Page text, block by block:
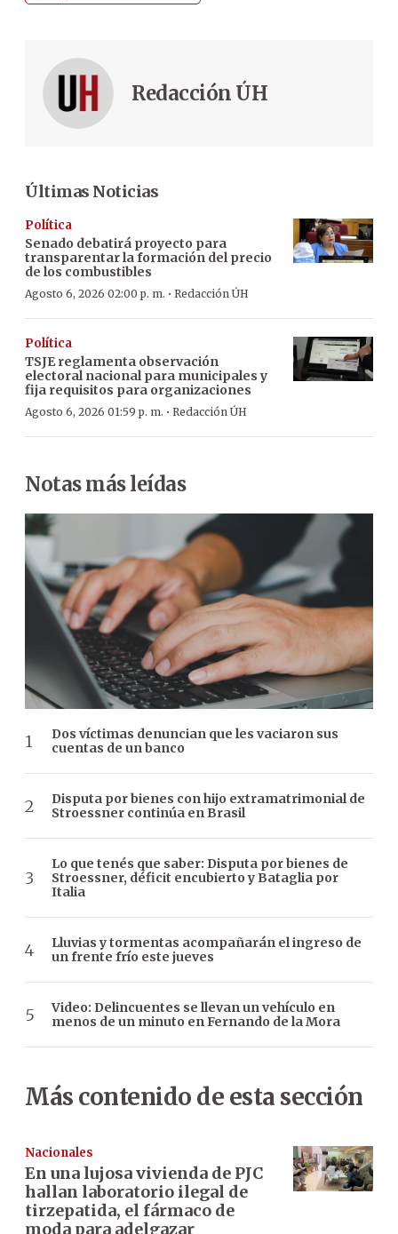
Redacción ÚH
Últimas Noticias
Política
Senado debatirá proyecto para
transparentar la formación del precio
de los combustibles
Agosto 6, 2026 02:00 p. m. · Redacción ÚH
Política
TSJE reglamenta observación
electoral nacional para municipales y
fija requisitos para organizaciones
Agosto 6, 2026 01:59 p. m. · Redacción ÚH
Notas más leídas
Dos víctimas denuncian que les vaciaron sus
cuentas de un banco
Disputa por bienes con hijo extramatrimonial de
Stroessner continúa en Brasil
Lo que tenés que saber: Disputa por bienes de
Stroessner, déficit encubierto y Bataglia por
Italia
Lluvias y tormentas acompañarán el ingreso de
un frente frío este jueves
Video: Delincuentes se llevan un vehículo en
menos de un minuto en Fernando de la Mora
Más contenido de esta sección
Nacionales
En una lujosa vivienda de PJC
hallan laboratorio ilegal de
tirzepatida, el fármaco de
moda para adelgazar